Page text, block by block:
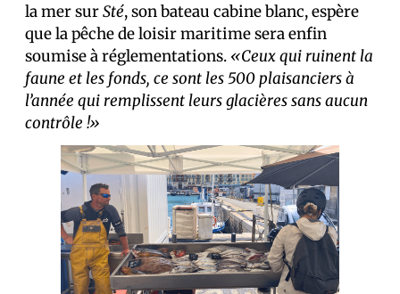
la mer surSté, son bateau cabine blanc, espère
que la pêche de loisir maritime sera enfin
soumise à réglementations. «Ceux qui ruinent la
faune et les fonds, ce sont les 500 plaisanciers à
l’année qui remplissent leurs glacières sans aucun
contrôle !»